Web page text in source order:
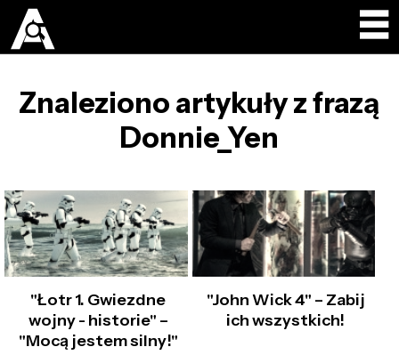
Znaleziono artykuły z frazą
Donnie_Yen
"Łotr 1. Gwiezdne
wojny - historie" –
"Mocą jestem silny!"
"John Wick 4" – Zabij
ich wszystkich!